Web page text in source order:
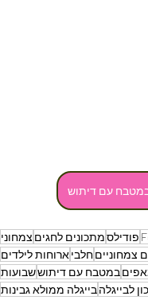
עם דיתוש
פודילסמתכונים לחגים צמחוני
צמחונייםחלביארוחות לילדים
במטבח עם דיתוששבועות
לבייגלהבייגלה ממולא גבינות